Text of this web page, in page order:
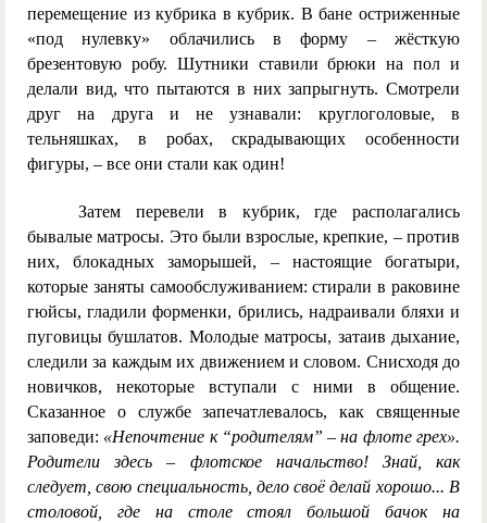
перемещение из кубрика в кубрик. В бане остриженные
«под нулевку» облачились в форму – жёсткую
брезентовую робу. Шутники ставили брюки на пол и
делали вид, что пытаются в них запрыгнуть. Смотрели
друг на друга и не узнавали: круглоголовые, в
тельняшках, в робах, скрадывающих особенности
фигуры, – все они стали как один!
Затем перевели в кубрик, где располагались
бывалые матросы. Это были взрослые, крепкие, – против
них, блокадных заморышей, – настоящие богатыри,
которые заняты самообслуживанием: стирали в раковине
гюйсы, гладили форменки, брились, надраивали бляхи и
пуговицы бушлатов. Молодые матросы, затаив дыхание,
следили за каждым их движением и словом. Снисходя до
новичков, некоторые вступали с ними в общение.
Сказанное о службе запечатлевалось, как священные
заповеди: «Непочтение к “родителям” – на флоте грех».
Родители здесь – флотское начальство! Знай, как
следует, свою специальность, дело своё делай хорошо... В
столовой, где на столе стоял большой бачок на